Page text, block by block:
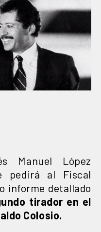
Manuel López
pedirá al Fiscal
informe detallado
tirador en el
Colosio.